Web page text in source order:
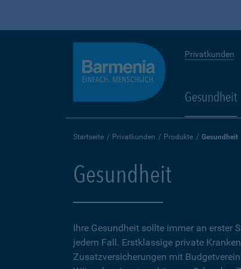
Privatkunden
Gesundheit
Startseite Privatkunden Produkte Gesundheit
Gesundheit
Ihre Gesundheit sollte immer an erster
jedem Fall. Erstklassige private
Zusatzversicherungen mit